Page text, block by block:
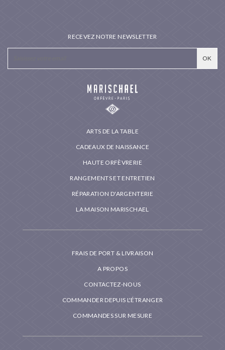
ARTS DE LA TABLE
CADEAUX DE NAISSANCE
HAUTE ORFÈVRERIE
RANGEMENTS ET ENTRETIEN
RÉPARATION D'ARGENTERIE
LA MAISON MARISCHAEL
FRAIS DE PORT & LIVRAISON
A PROPOS
CONTACTEZ-NOUS
COMMANDER DEPUIS L'ÉTRANGER
COMMANDES SUR MESURE
RECEVEZ NOTRE NEWSLETTER